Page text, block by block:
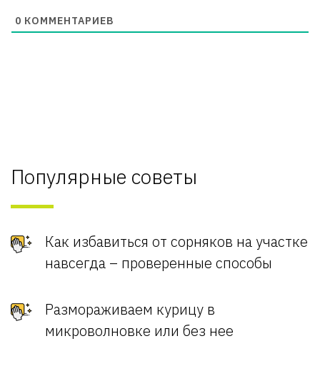
0 КОММЕНТАРИЕВ
Популярные советы
Как избавиться от сорняков на участке
навсегда – проверенные способы
Размораживаем курицу в
микроволновке или без нее